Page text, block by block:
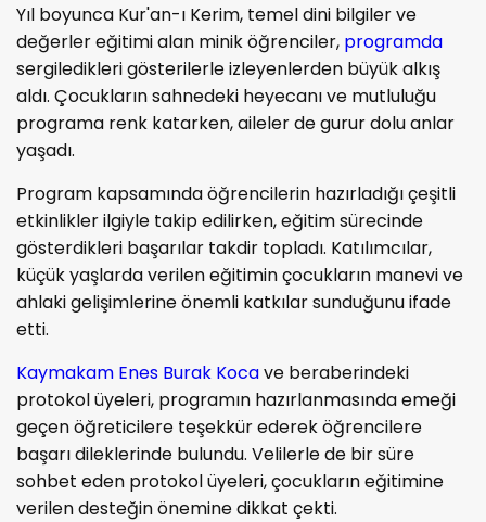
Yıl boyunca Kur'an-ı Kerim, temel dini bilgiler ve
değerler eğitimi alan minik öğrenciler, programda
sergiledikleri gösterilerle izleyenlerden büyük alkış
aldı. Çocukların sahnedeki heyecanı ve mutluluğu
programa renk katarken, aileler de gurur dolu anlar
yaşadı.
Program kapsamında öğrencilerin hazırladığı çeşitli
etkinlikler ilgiyle takip edilirken, eğitim sürecinde
gösterdikleri başarılar takdir topladı. Katılımcılar,
küçük yaşlarda verilen eğitimin çocukların manevi ve
ahlaki gelişimlerine önemli katkılar sunduğunu ifade
etti.
Kaymakam Enes Burak Kocave beraberindeki
protokol üyeleri, programın hazırlanmasında emeği
geçen öğreticilere teşekkür ederek öğrencilere
başarı dileklerinde bulundu. Velilerle de bir süre
sohbet eden protokol üyeleri, çocukların eğitimine
verilen desteğin önemine dikkat çekti.